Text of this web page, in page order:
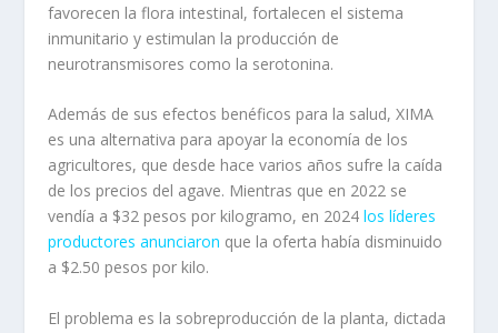
favorecen la flora intestinal, fortalecen el sistema
inmunitario y estimulan la producción de
neurotransmisores como la serotonina.
Además de sus efectos benéficos para la salud, XIMA
es una alternativa para apoyar la economía de los
agricultores, que desde hace varios años sufre la caída
de los precios del agave. Mientras que en 2022 se
vendía a $32 pesos por kilogramo, en 2024 los líderes
productores anunciaron que la oferta había disminuido
a $2.50 pesos por kilo.
El problema es la sobreproducción de la planta, dictada